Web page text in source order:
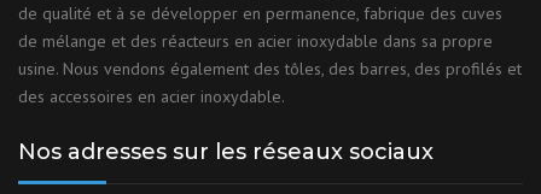
de qualité et à se développer en permanence, fabrique des cuves
de mélange et des réacteurs en acier inoxydable dans sa propre
usine. Nous vendons également des tôles, des barres, des profilés et
des accessoires en acier inoxydable.
Nos adresses sur les réseaux sociaux